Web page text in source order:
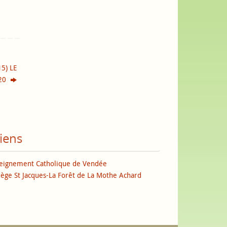
LE
Catholique de Vendée
St Jacques-La Forêt de La Mothe Achard